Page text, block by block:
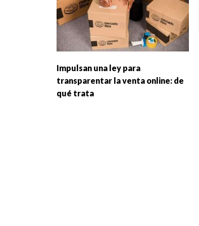
Impulsan una ley para
transparentar la venta online: de
qué trata